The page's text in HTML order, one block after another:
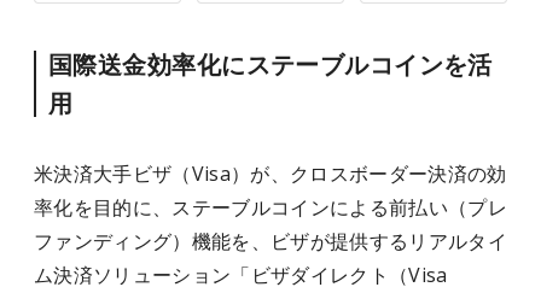
国際送金効率化にステーブルコインを活
用
米決済大手ビザ（Visa）が、クロスボーダー決済の効
率化を目的に、ステーブルコインによる前払い（プレ
ファンディング）機能を、ビザが提供するリアルタイ
ム決済ソリューション「ビザダイレクト（Visa